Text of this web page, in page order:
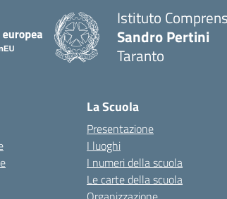
Istituto
Sandro Pertini
Taranto
La Scuola
Presentazione
I luoghi
I numeri della scuola
Le carte della scuola